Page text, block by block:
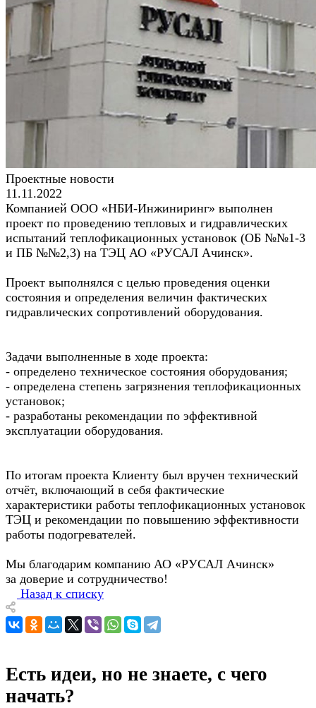
Проектные новости
11.11.2022
Компанией ООО «НБИ-Инжиниринг» выполнен
проект по проведению тепловых и гидравлических
испытаний теплофикационных установок (ОБ №№1-3
и ПБ №№2,3) на ТЭЦ АО «РУСАЛ Ачинск».
Проект выполнялся с целью проведения оценки
состояния и определения величин фактических
гидравлических сопротивлений оборудования.
Задачи выполненные в ходе проекта:
- определено техническое состояния оборудования;
- определена степень загрязнения теплофикационных
установок;
- разработаны рекомендации по эффективной
эксплуатации оборудования.
По итогам проекта Клиенту был вручен технический
отчёт, включающий в себя фактические
характеристики работы теплофикационных установок
ТЭЦ и рекомендации по повышению эффективности
работы подогревателей.
Мы благодарим компанию АО «РУСАЛ Ачинск»
за доверие и сотрудничество!
Назад к списку
Есть идеи, но не знаете, с чего
начать?